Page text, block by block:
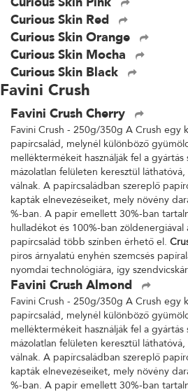
Curious Skin Red
Curious Skin Orange
Curious Skin Mocha
Curious Skin Black
Favini Crush
Favini Crush Cherry
Favini Crush - 250g/350g A Crush egy
papírcsalád, melynél különböző
melléktermékeit használják fel a gyártás
mázolatlan felületen keresztül
válnak. A papírcsaládban szereplő
kapták elnevezéseiket, mely növény
%-ban. A papír emellett 30%-ban
hulladékot és 100%-ban zöldenergiával
papírcsalád több színben érhető el.
piros árnyalatú enyhén szemcsés
nyomdai technológiára, így
Favini Crush Almond
Favini Crush - 250g/350g A Crush egy
papírcsalád, melynél különböző
melléktermékeit használják fel a gyártás
mázolatlan felületen keresztül
válnak. A papírcsaládban szereplő
kapták elnevezéseiket, mely növény
%-ban. A papír emellett 30%-ban